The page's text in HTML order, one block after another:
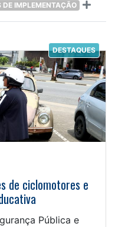
DE IMPLEMENTAÇÃO
DESTAQUES
de ciclomotores e
Pública e